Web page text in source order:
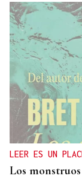
LEER ES UN
Los